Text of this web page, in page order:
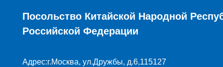
Посольство Китайской Народной
Российской Федерации
Адрес:г.Москва, ул.Дружбы, д.6,115127